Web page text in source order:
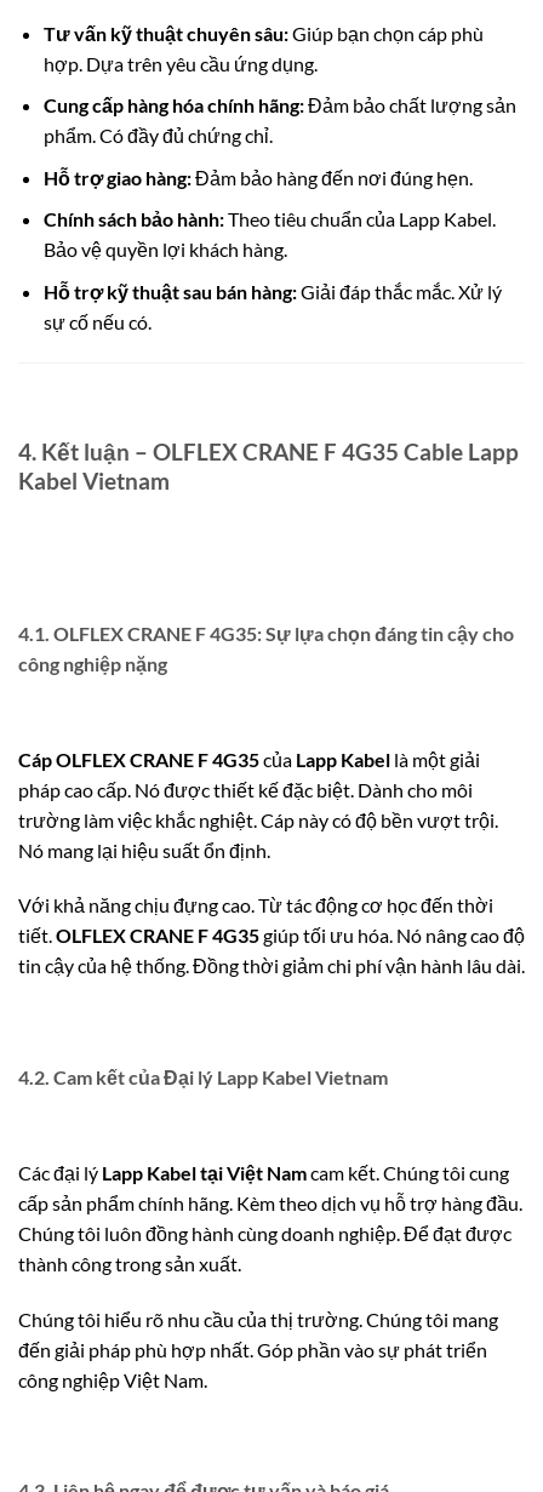
Tư vấn kỹ thuật chuyên sâu:Giúp bạn chọn cáp phù
hợp. Dựa trên yêu cầu ứng dụng.
Cung cấp hàng hóa chính hãng:Đảm bảo chất lượng sản
phẩm. Có đầy đủ chứng chỉ.
Hỗ trợ giao hàng:Đảm bảo hàng đến nơi đúng hẹn.
Chính sách bảo hành:Theo tiêu chuẩn của Lapp Kabel.
Bảo vệ quyền lợi khách hàng.
Hỗ trợ kỹ thuật sau bán hàng:Giải đáp thắc mắc. Xử lý
sự cố nếu có.
4. Kết luận – OLFLEX CRANE F 4G35 Cable Lapp
Kabel Vietnam
4.1. OLFLEX CRANE F 4G35: Sự lựa chọn đáng tin cậy cho
công nghiệp nặng
Cáp OLFLEX CRANE F 4G35của Lapp Kabel là một giải
pháp cao cấp. Nó được thiết kế đặc biệt. Dành cho môi
trường làm việc khắc nghiệt. Cáp này có độ bền vượt trội.
Nó mang lại hiệu suất ổn định.
Với khả năng chịu đựng cao. Từ tác động cơ học đến thời
tiết.OLFLEX CRANE F 4G35giúp tối ưu hóa. Nó nâng cao độ
tin cậy của hệ thống. Đồng thời giảm chi phí vận hành lâu dài.
4.2. Cam kết của Đại lý Lapp Kabel Vietnam
Các đại lý Lapp Kabel tại Việt Namcam kết. Chúng tôi cung
cấp sản phẩm chính hãng. Kèm theo dịch vụ hỗ trợ hàng đầu.
Chúng tôi luôn đồng hành cùng doanh nghiệp. Để đạt được
thành công trong sản xuất.
Chúng tôi hiểu rõ nhu cầu của thị trường. Chúng tôi mang
đến giải pháp phù hợp nhất. Góp phần vào sự phát triển
công nghiệp Việt Nam.